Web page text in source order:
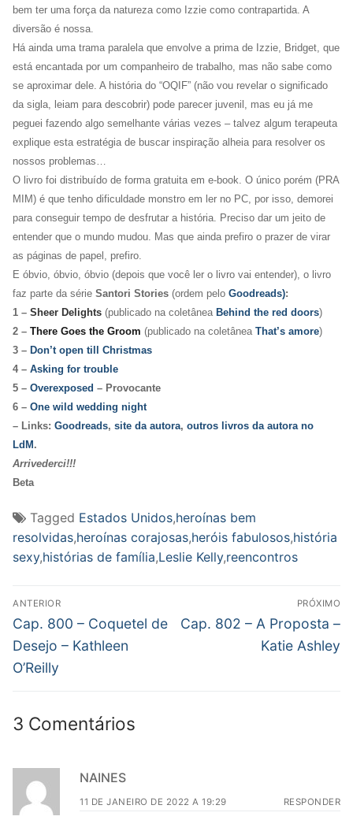
bem ter uma força da natureza como Izzie como contrapartida. A
diversão é nossa.
Há ainda uma trama paralela que envolve a prima de Izzie, Bridget, que
está encantada por um companheiro de trabalho, mas não sabe como
se aproximar dele. A história do “OQIF” (não vou revelar o significado
da sigla, leiam para descobrir) pode parecer juvenil, mas eu já me
peguei fazendo algo semelhante várias vezes – talvez algum terapeuta
explique esta estratégia de buscar inspiração alheia para resolver os
nossos problemas…
O livro foi distribuído de forma gratuita em e-book. O único porém (PRA
MIM) é que tenho dificuldade monstro em ler no PC, por isso, demorei
para conseguir tempo de desfrutar a história. Preciso dar um jeito de
entender que o mundo mudou. Mas que ainda prefiro o prazer de virar
as páginas de papel, prefiro.
E óbvio, óbvio, óbvio (depois que você ler o livro vai entender), o livro
faz parte da série Santori Stories (ordem pelo Goodreads):
1 – Sheer Delights (publicado na coletânea Behind the red doors)
2 – There Goes the Groom (publicado na coletânea That’s amore)
3 – Don’t open till Christmas
4 – Asking for trouble
5 – Overexposed – Provocante
6 – One wild wedding night
– Links: Goodreads, site da autora, outros livros da autora no
LdM .
Arrivederci!!!
Beta
Tagged Estados Unidos,heroínas bem
resolvidas,heroínas corajosas,heróis fabulosos,história
sexy,histórias de família,Leslie Kelly,reencontros
Navegação
de
Post
ANTERIOR
Post
anterior:
Cap. 800 – Coquetel de
Desejo – Kathleen
O’Reilly
PRÓXIMO
Próximo
Cap. 802 – A Proposta –
Katie Ashley
3 Comentários
NAINES
11 DE JANEIRO DE 2022 A 19:29 RESPONDER